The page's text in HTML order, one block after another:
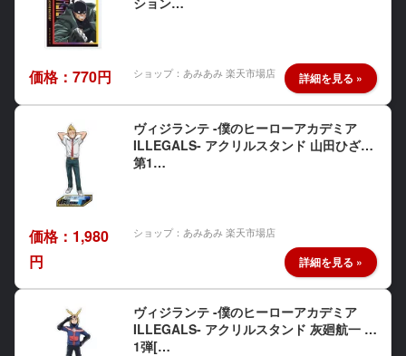
価格：770円 ショップ：あみあみ 楽天市場店
ヴィジランテ -僕のヒーローアカデミア
ILLEGALS- アクリルスタンド 山田ひざし
第1…
価格：1,980
円
ショップ：あみあみ 楽天市場店
ヴィジランテ -僕のヒーローアカデミア
ILLEGALS- アクリルスタンド 灰廻航一 第
1弾[…